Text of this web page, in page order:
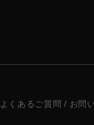
よくあるご質問 / お問